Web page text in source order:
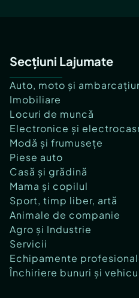
Secțiuni Lajumate
Auto, moto și
Imobiliare
Locuri de muncă
Electronice și
Modă și frumusețe
Piese auto
Casă și grădină
Mama și copilul
Sport, timp liber, artă
Animale de companie
Agro și Industrie
Servicii
Echipamente
Închiriere bunuri și